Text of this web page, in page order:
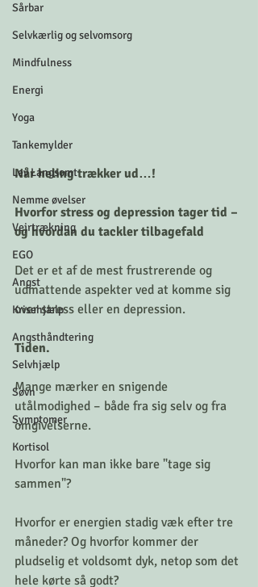
Sårbar
Selvkærlig og selvomsorg
Mindfulness
Energi
Yoga
Tankemylder
Lev Langsomt
Nemme øvelser
Vejrtrækning
EGO
Angst
Krisehjælp
Angsthåndtering
Selvhjælp
Søvn
Symptomer
Kortisol
Når heling trækker ud…!
Hvorfor stress og depression tager tid –
og hvordan du tackler tilbagefald
Det er et af de mest frustrerende og
udmattende aspekter ved at komme sig
over stress eller en depression.
Tiden.
Mange mærker en snigende
utålmodighed – både fra sig selv og fra
omgivelserne.
Hvorfor kan man ikke bare "tage sig
sammen"?
Hvorfor er energien stadig væk efter tre
måneder? Og hvorfor kommer der
pludselig et voldsomt dyk, netop som det
hele kørte så godt?